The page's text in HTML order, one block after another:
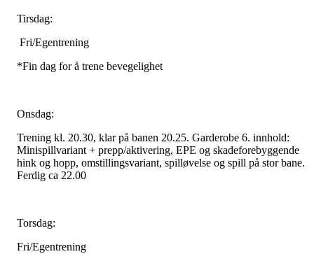
Tirsdag:
Fri/Egentrening
*Fin dag for å trene bevegelighet
Onsdag:
Trening kl. 20.30, klar på banen 20.25. Garderobe 6. innhold:
Minispillvariant + prepp/aktivering, EPE og skadeforebyggende
hink og hopp, omstillingsvariant, spilløvelse og spill på stor bane.
Ferdig ca 22.00
Torsdag:
Fri/Egentrening